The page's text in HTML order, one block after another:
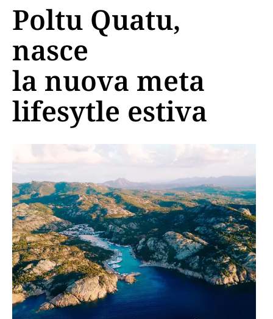
Poltu Quatu,
nasce
la nuova meta
lifesytle estiva